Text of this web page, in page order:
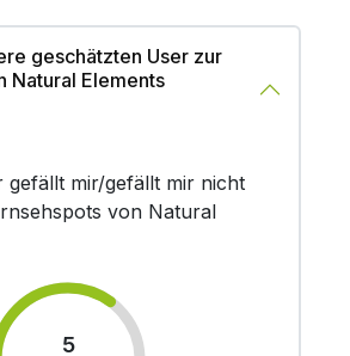
geschätzten User zur
Natural Elements
gefällt mir/gefällt mir nicht
von Natural
5